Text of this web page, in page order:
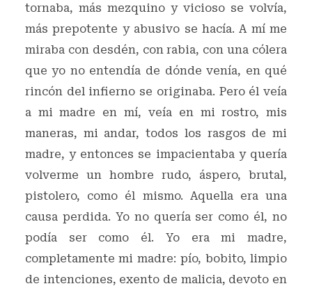
tornaba, más mezquino y vicioso se volvía,
más prepotente y abusivo se hacía. A mí me
miraba con desdén, con rabia, con una cólera
que yo no entendía de dónde venía, en qué
rincón del infierno se originaba. Pero él veía
a mi madre en mí, veía en mi rostro, mis
maneras, mi andar, todos los rasgos de mi
madre, y entonces se impacientaba y quería
volverme un hombre rudo, áspero, brutal,
pistolero, como él mismo. Aquella era una
causa perdida. Yo no quería ser como él, no
podía ser como él. Yo era mi madre,
completamente mi madre: pío, bobito, limpio
de intenciones, exento de malicia, devoto en